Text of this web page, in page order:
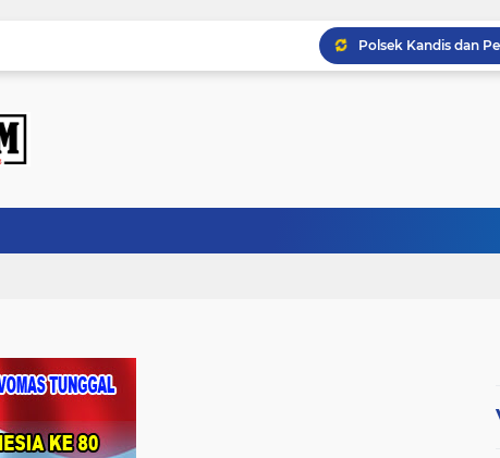
Babinsa Kopda Dedi
Babinsa Sertu Ridho